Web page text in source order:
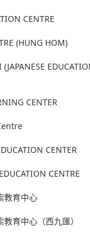
CENTRE
(HUNG HOM)
CENTER
CENTER
CENTRE
教育中心
育中心（西九匯）